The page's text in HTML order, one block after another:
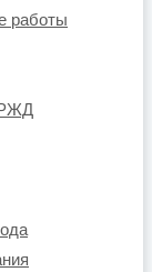
работы
РЖД